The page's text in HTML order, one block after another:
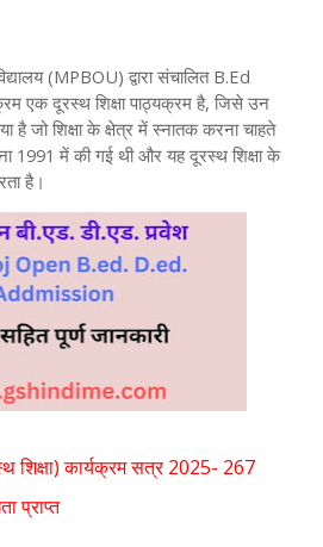
(MPBOU) द्वारा संचालित B.Ed
एक दूरस्थ शिक्षा पाठ्यक्रम है, जिसे उन
है जो शिक्षा के क्षेत्र में स्नातक करना चाहते
1991 में की गई थी और यह दूरस्थ शिक्षा के
है।
शिक्षा) कार्यक्रम सत्र 2025- 267
प्राप्त